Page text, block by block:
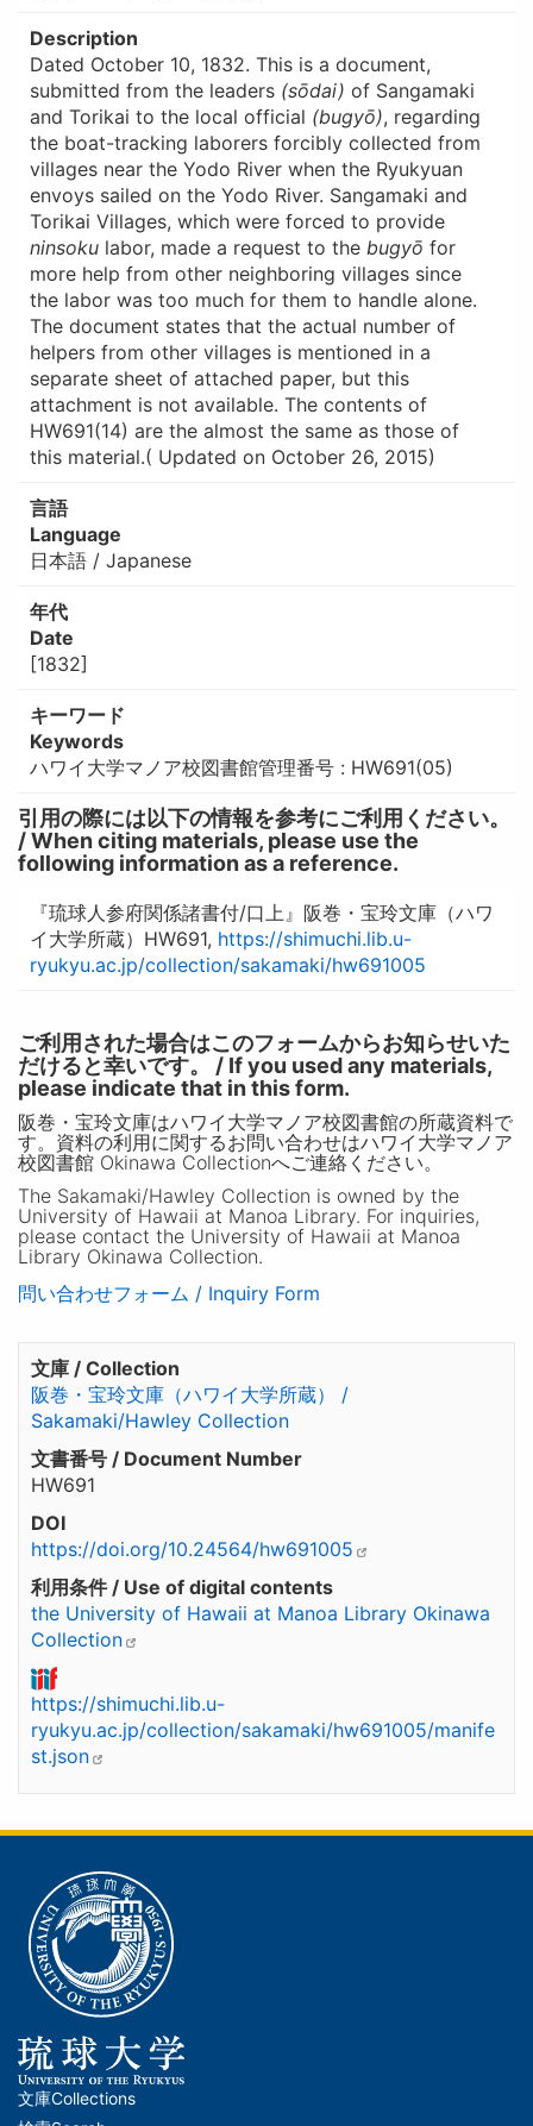
Description
Dated October 10, 1832. This is a document,
submitted from the leaders (sōdai) of Sangamaki
and Torikai to the local official (bugyō), regarding
the boat-tracking laborers forcibly collected from
villages near the Yodo River when the Ryukyuan
envoys sailed on the Yodo River. Sangamaki and
Torikai Villages, which were forced to provide
ninsokulabor, made a request to the bugyō for
more help from other neighboring villages since
the labor was too much for them to handle alone.
The document states that the actual number of
helpers from other villages is mentioned in a
separate sheet of attached paper, but this
attachment is not available. The contents of
HW691(14) are the almost the same as those of
this material.( Updated on October 26, 2015)
言語
Language
日本語 / Japanese
年代
Date
[1832]
キーワード
Keywords
ハワイ大学マノア校図書館管理番号 : HW691(05)
引用の際には以下の情報を参考にご利用ください。
/ When citing materials, please use the
following information as a reference.
『琉球人参府関係諸書付/口上』阪巻・宝玲文庫（ハワ
イ大学所蔵）HW691, https://shimuchi.lib.u-
ryukyu.ac.jp/collection/sakamaki/hw691005
ご利用された場合はこのフォームからお知らせいた
だけると幸いです。 / If you used any materials,
please indicate that in this form.
阪巻・宝玲文庫はハワイ大学マノア校図書館の所蔵資料で
す。資料の利用に関するお問い合わせはハワイ大学マノア
校図書館 Okinawa Collectionへご連絡ください。
The Sakamaki/Hawley Collection is owned by the
University of Hawaii at Manoa Library. For inquiries,
please contact the University of Hawaii at Manoa
Library Okinawa Collection.
問い合わせフォーム / Inquiry Form
文庫 / Collection
阪巻・宝玲文庫（ハワイ大学所蔵） /
Sakamaki/Hawley Collection
文書番号 / Document Number
HW691
DOI
https://doi.org/10.24564/hw691005
利用条件 / Use of digital contents
the University of Hawaii at Manoa Library Okinawa
Collection
https://shimuchi.lib.u-
ryukyu.ac.jp/collection/sakamaki/hw691005/manife
st.json
文庫Collections